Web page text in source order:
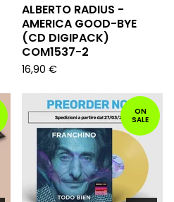
ALBERTO RADIUS -
AMERICA GOOD-BYE
(CD DIGIPACK)
COM1537-2
16,90 €
ON
SALE